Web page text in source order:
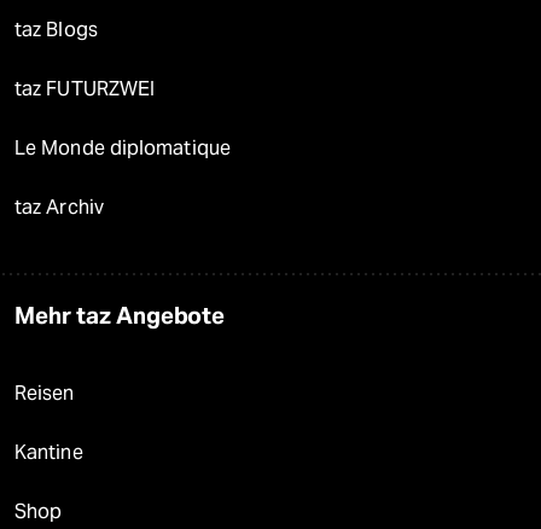
taz Blogs
taz FUTURZWEI
Le Monde diplomatique
taz Archiv
Mehr taz Angebote
Reisen
Kantine
Shop